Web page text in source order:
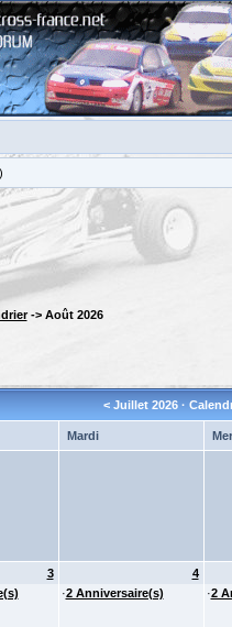
-> Août 2026
< Juillet 2026·
Mardi
3
4
·2 Anniversaire(s) ·2